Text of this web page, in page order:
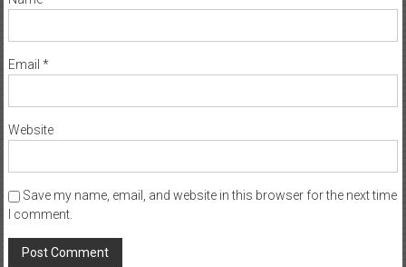
Email *
Website
Save my name, email, and website in this browser for the next time
I comment.